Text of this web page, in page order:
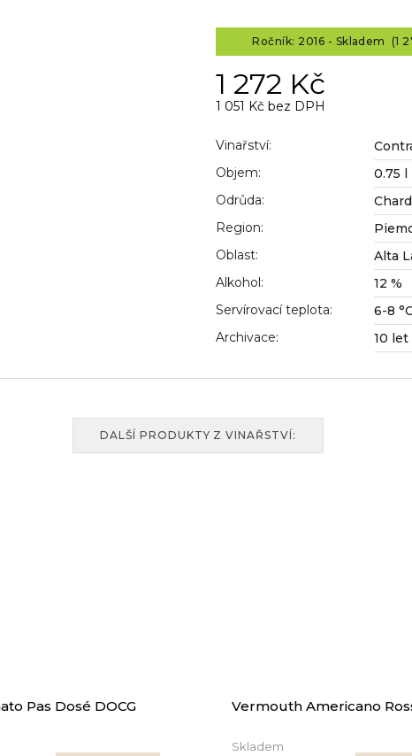
Ročník: 2016 - Skladem (1
1 272 Kč
1 051 Kč bez DPH
cena:
Vinařství:
Objem:
0.75 l
Odrůda:
Region:
Oblast:
Alta
Alkohol:
12 %
Servírovací teplota:
6-8
Archivace: 10 let
DALŠÍ PRODUKTY Z VINAŘSTVÍ:
Pas Dosé DOCG Vermouth Americano
Skladem